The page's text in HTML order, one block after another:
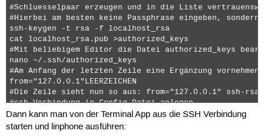
#Schluesselpaar erzeugen und in die Liste
#Hierbei am besten keine Passphrase eingeben,
ssh-keygen -t rsa -f localhost_rsa
cat localhost_rsa.pub >authorized_keys
#Mit beliebigem Editor die Datei authorized_keys
nano ~/.ssh/authorized_keys
#Am Anfang der letzten Zeile eine Ergänzung vornehmen
from="127.0.0.1"LEERZEICHEN
#Die Zeile sieht nun so aus: from="127.0.0.1" ssh-rsa
#ssh Verbindung in Config Datei anlegen
nano ~/.ssh/config
#Inhalt der Datei
Dann kann man von der Terminal App aus die SSH Verbindung
starten und linphone ausführen: